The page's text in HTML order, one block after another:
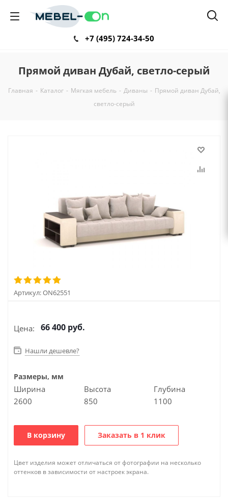
+7 (495) 724-34-50
Прямой диван Дубай, светло-серый
Главная - Каталог - Мягкая мебель - Диваны - Прямой диван Дубай,
светло-серый
Артикул:ON62551
Цена: 66 400 руб.
Нашли дешевле?
Размеры, мм
Ширина
2600
Высота
850
Глубина
1100
В корзину Заказать в 1 клик
Цвет изделия может отличаться от фотографии на несколько
оттенков в зависимости от настроек экрана.